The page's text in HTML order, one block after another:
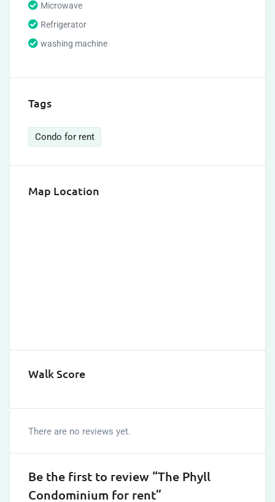
Microwave
Refrigerator
washing machine
Tags
Condo for rent
Map Location
Walk Score
There are no reviews yet.
Be the first to review “The Phyll
Condominium for rent”